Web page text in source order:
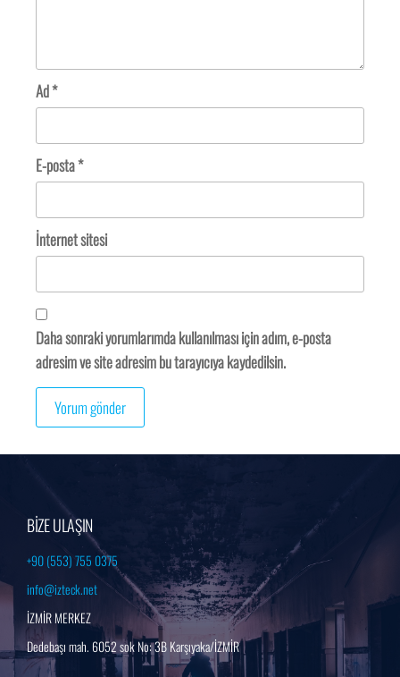
Ad*
E-posta*
İnternet sitesi
Daha sonraki yorumlarımda kullanılması için adım, e-posta
adresim ve site adresim bu tarayıcıya kaydedilsin.
BİZE ULAŞIN
+90 (553) 755 0375
info@izteck.net
İZMİR MERKEZ
Dedebaşı mah. 6052 sok No: 3B Karşıyaka/İZMİR